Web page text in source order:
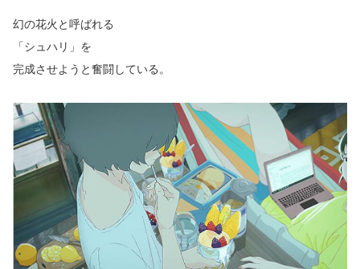
幻の花火と呼ばれる
「シュハリ」を
完成させようと奮闘している。